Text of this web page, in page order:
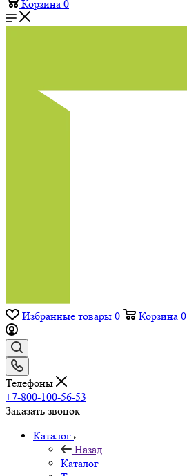
Корзина 0
Избранные товары 0 Корзина 0
Телефоны
+7-800-100-56-53
Заказать звонок
Каталог
Назад
Каталог